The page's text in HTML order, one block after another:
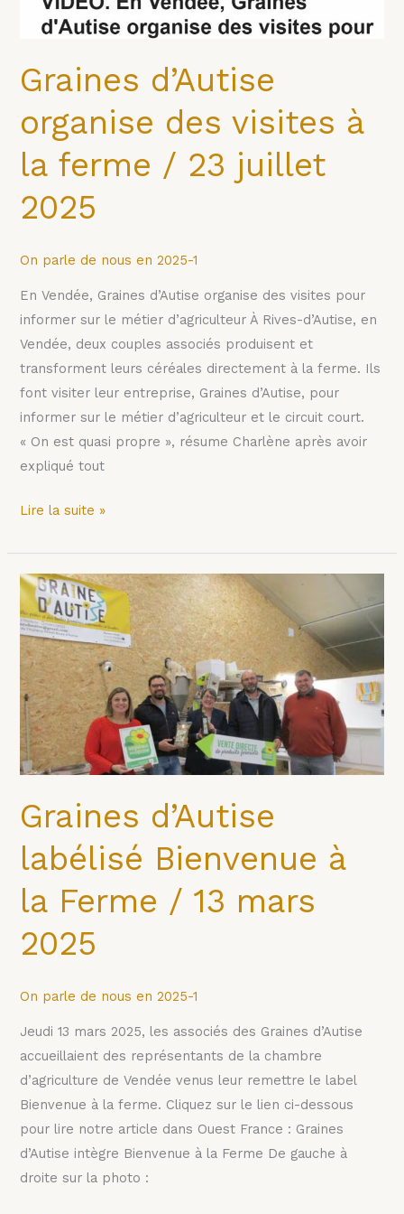
Graines d’Autise
organise des visites à
la ferme / 23 juillet
2025
On parle de nous en 2025-1
En Vendée, Graines d’Autise organise des visites pour
informer sur le métier d’agriculteur À Rives-d’Autise, en
Vendée, deux couples associés produisent et
transforment leurs céréales directement à la ferme. Ils
font visiter leur entreprise, Graines d’Autise, pour
informer sur le métier d’agriculteur et le circuit court.
« On est quasi propre », résume Charlène après avoir
expliqué tout
Lire la suite »
Graines d’Autise
labélisé Bienvenue à
la Ferme / 13 mars
2025
On parle de nous en 2025-1
Jeudi 13 mars 2025, les associés des Graines d’Autise
accueillaient des représentants de la chambre
d’agriculture de Vendée venus leur remettre le label
Bienvenue à la ferme. Cliquez sur le lien ci-dessous
pour lire notre article dans Ouest France : Graines
d’Autise intègre Bienvenue à la Ferme De gauche à
droite sur la photo :
Graines
d’Autise
labélisé
Bienvenue
à
la
Ferme
/
13
mars
2025